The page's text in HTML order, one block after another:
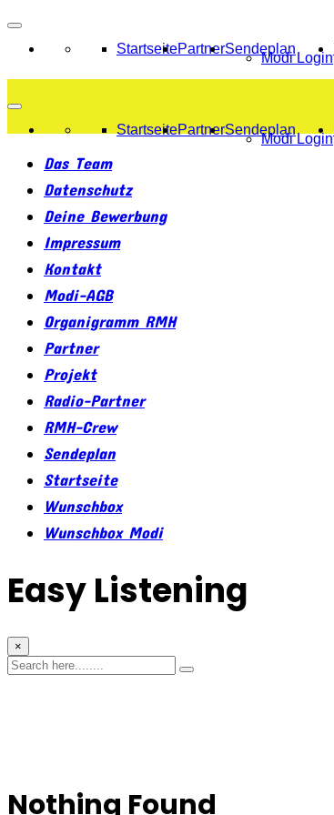
StartseitePartnerSendeplan
Modi Login
StartseitePartnerSendeplan
Modi Login
Das Team
Datenschutz
Deine Bewerbung
Impressum
Kontakt
Modi-AGB
Organigramm RMH
Partner
Projekt
Radio-Partner
RMH-Crew
Sendeplan
Startseite
Wunschbox
Wunschbox Modi
Easy Listening
×
Nothing Found